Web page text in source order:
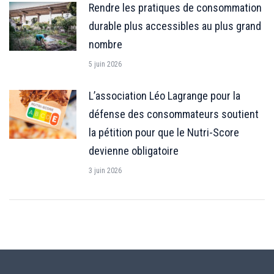
Rendre les pratiques de consommation
durable plus accessibles au plus grand
nombre
5 juin 2026
L’association Léo Lagrange pour la
défense des consommateurs soutient
la pétition pour que le Nutri-Score
devienne obligatoire
3 juin 2026